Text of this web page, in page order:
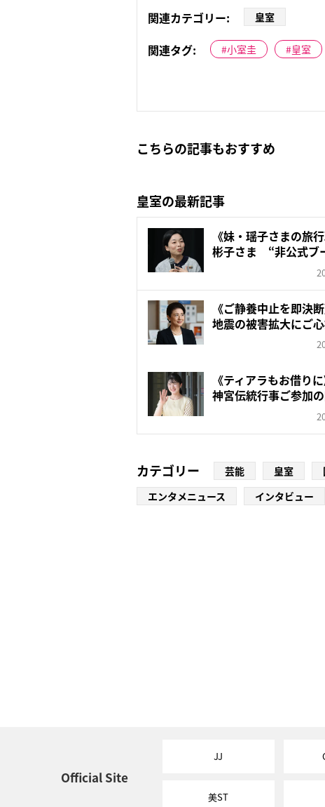
関連カテゴリー:
皇室
関連タグ: 小室圭 皇室
こちらの記事もおすすめ
皇室の最新記事
《妹・瑶子さまの旅
彬子さま “非公式ブ
《ご静養中止を即
地震の被害拡大にご
《ティアラもお借り
神宮伝統行事ご参加
カテゴリー 芸能 皇室
エンタメニュース
インタビュー
Official Site
JJ
美ST